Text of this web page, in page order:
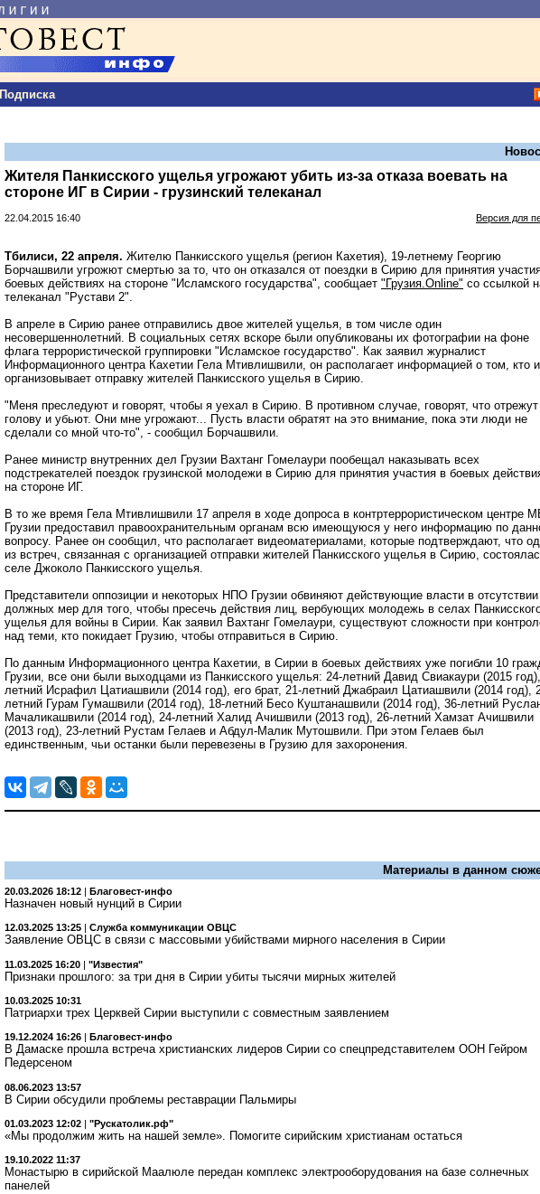
Подписка
Жителя Панкисского ущелья угрожают убить из-за отказа воевать на
стороне ИГ в Сирии - грузинский телеканал
22.04.2015 16:40 Версия для
Тбилиси, 22 апреля. Жителю Панкисского ущелья (регион Кахетия), 19-летнему Георгию
Борчашвили угрожют смертью за то, что он отказался от поездки в Сирию для принятия
боевых действиях на стороне "Исламского государства", сообщает "Грузия.Online" со ссылкой
телеканал "Рустави 2".
В апреле в Сирию ранее отправились двое жителей ущелья, в том числе один
несовершеннолетний. В социальных сетях вскоре были опубликованы их фотографии на фоне
флага террористической группировки "Исламское государство". Как заявил журналист
Информационного центра Кахетии Гела Мтивлишвили, он располагает информацией о том, кто
организовывает отправку жителей Панкисского ущелья в Сирию.
"Меня преследуют и говорят, чтобы я уехал в Сирию. В противном случае, говорят, что
голову и убьют. Они мне угрожают... Пусть власти обратят на это внимание, пока эти люди не
сделали со мной что-то", - сообщил Борчашвили.
Ранее министр внутренних дел Грузии Вахтанг Гомелаури пообещал наказывать всех
подстрекателей поездок грузинской молодежи в Сирию для принятия участия в боевых
на стороне ИГ.
В то же время Гела Мтивлишвили 17 апреля в ходе допроса в контртеррористическом центре
Грузии предоставил правоохранительным органам всю имеющуюся у него информацию по
вопросу. Ранее он сообщил, что располагает видеоматериалами, которые подтверждают, что
из встреч, связанная с организацией отправки жителей Панкисского ущелья в Сирию,
селе Джоколо Панкисского ущелья.
Представители оппозиции и некоторых НПО Грузии обвиняют действующие власти в отсутствии
должных мер для того, чтобы пресечь действия лиц, вербующих молодежь в селах
ущелья для войны в Сирии. Как заявил Вахтанг Гомелаури, существуют сложности при
над теми, кто покидает Грузию, чтобы отправиться в Сирию.
По данным Информационного центра Кахетии, в Сирии в боевых действиях уже погибли 10
Грузии, все они были выходцами из Панкисского ущелья: 24-летний Давид Свиакаури (2015
летний Исрафил Цатиашвили (2014 год), его брат, 21-летний Джабраил Цатиашвили (2014 год),
летний Гурам Гумашвили (2014 год), 18-летний Бесо Куштанашвили (2014 год), 36-летний
Мачаликашвили (2014 год), 24-летний Халид Ачишвили (2013 год), 26-летний Хамзат Ачишвили
(2013 год), 23-летний Рустам Гелаев и Абдул-Малик Мутошвили. При этом Гелаев был
единственным, чьи останки были перевезены в Грузию для захоронения.
Материалы в данном
20.03.2026 18:12 | Благовест-инфо
Назначен новый нунций в Сирии
12.03.2025 13:25 Служба коммуникации ОВЦС
Заявление ОВЦС в связи с массовыми убийствами мирного населения в Сирии
11.03.2025 16:20 | "Известия"
Признаки прошлого: за три дня в Сирии убиты тысячи мирных жителей
10.03.2025 10:31
Патриархи трех Церквей Сирии выступили с совместным заявлением
19.12.2024 16:26 Благовест-инфо
В Дамаске прошла встреча христианских лидеров Сирии со спецпредставителем ООН Гейром
Педерсеном
08.06.2023 13:57
В Сирии обсудили проблемы реставрации Пальмиры
01.03.2023 12:02 | "Рускатолик.рф"
«Мы продолжим жить на нашей земле». Помогите сирийским христианам остаться
19.10.2022 11:37
Монастырю в сирийской Маалюле передан комплекс электрооборудования на базе солнечных
панелей